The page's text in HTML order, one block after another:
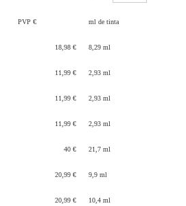
PVP € ml de tinta
18,98 € 8,29 ml
11,99 € 2,93 ml
11,99 € 2,93 ml
11,99 € 2,93 ml
40 € 21,7 ml
20,99 € 9,9 ml
20,99 € 10,4 ml